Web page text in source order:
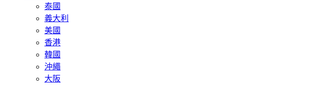
泰國
義大利
美國
香港
韓國
沖繩
大阪